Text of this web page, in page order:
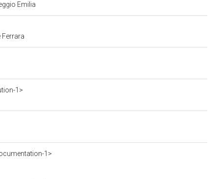
Emilia
Ferrara
1>
1>